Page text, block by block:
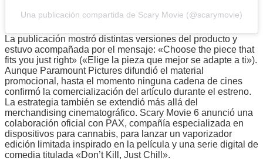
Una publicación compartida de Scary Movie (@scarymovie)
La publicación mostró distintas versiones del producto y
estuvo acompañada por el mensaje: «Choose the piece that
fits you just right» («Elige la pieza que mejor se adapte a ti»).
Aunque Paramount Pictures difundió el material
promocional, hasta el momento ninguna cadena de cines
confirmó la comercialización del artículo durante el estreno.
La estrategia también se extendió más allá del
merchandising cinematográfico. Scary Movie 6 anunció una
colaboración oficial con PAX, compañía especializada en
dispositivos para cannabis, para lanzar un vaporizador
edición limitada inspirado en la película y una serie digital de
comedia titulada «Don’t Kill, Just Chill».